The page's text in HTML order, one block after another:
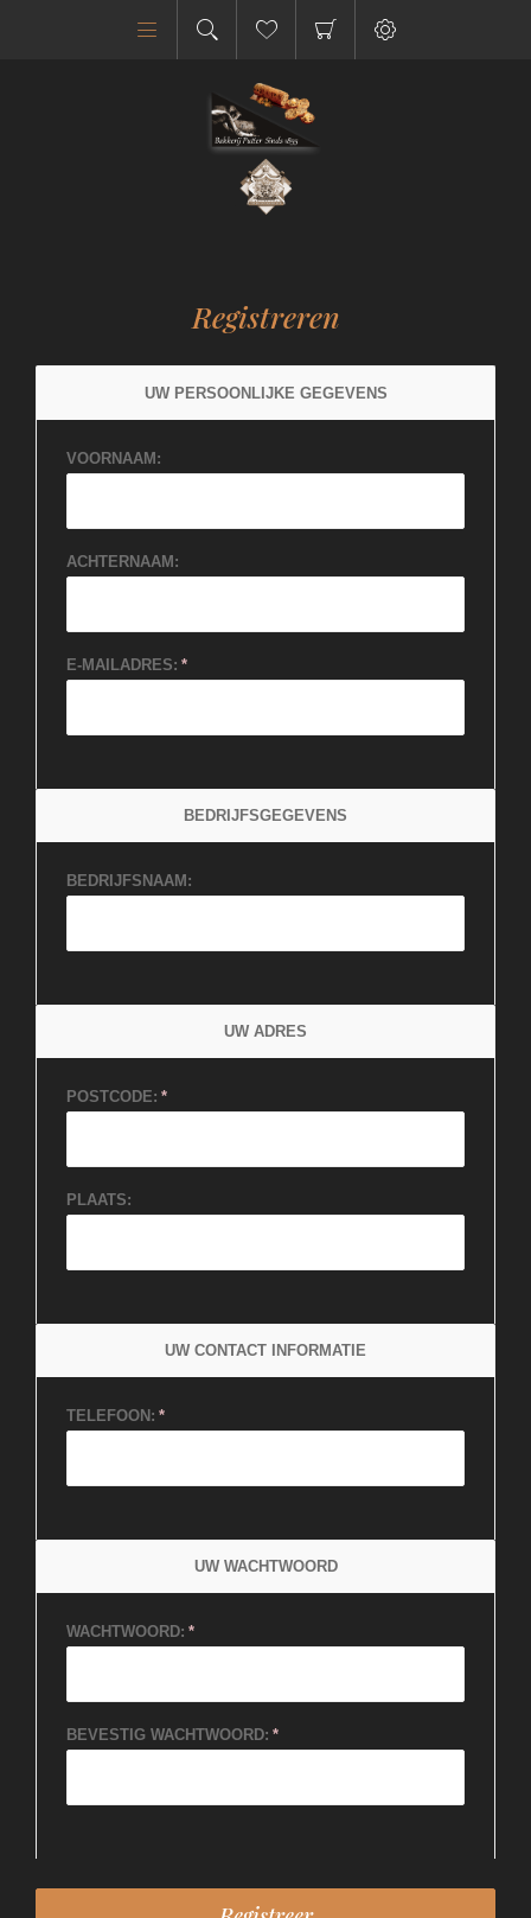
Registreren
UW PERSOONLIJKE GEGEVENS
VOORNAAM:
ACHTERNAAM:
E-MAILADRES:
BEDRIJFSGEGEVENS
BEDRIJFSNAAM:
UW ADRES
POSTCODE:
PLAATS:
UW CONTACT INFORMATIE
TELEFOON:
UW WACHTWOORD
WACHTWOORD:
BEVESTIG WACHTWOORD: